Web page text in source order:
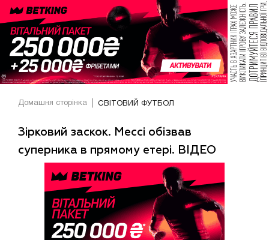
Домашня сторінка СВІТОВИЙ ФУТБОЛ
Зірковий заскок. Мессі обізвав
суперника в прямому етері. ВІДЕО